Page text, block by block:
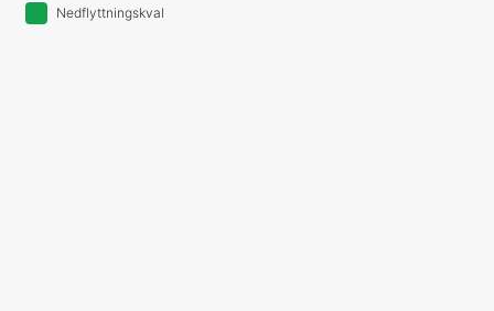
Nedflyttningskval